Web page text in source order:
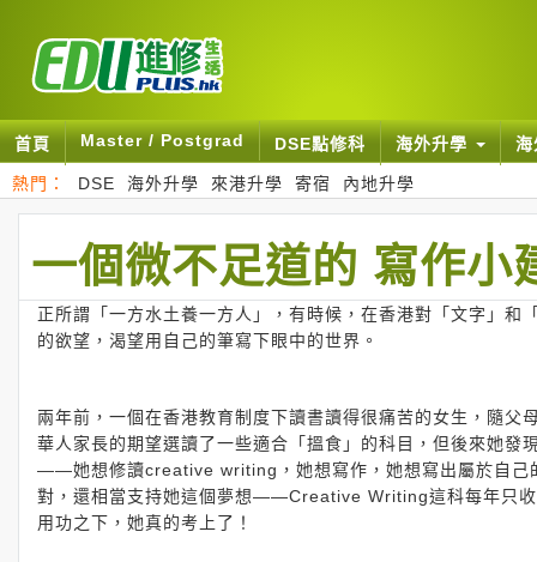
首頁 Master / Postgrad DSE點修科 海外升學
熱門： DSE 海外升學 來港升學 寄宿 內地升學
一個微不足道的 寫作小
正所謂「一方水土養一方人」，有時候，在香港對「文字」
的欲望，渴望用自己的筆寫下眼中的世界。
兩年前，一個在香港教育制度下讀書讀得很痛苦的女生，隨
華人家長的期望選讀了一些適合「搵食」的科目，但後來她
——她想修讀creative writing，她想寫作，她想寫出屬於自己
對，還相當支持她這個夢想——Creative Writing這科每年只收
用功之下，她真的考上了！